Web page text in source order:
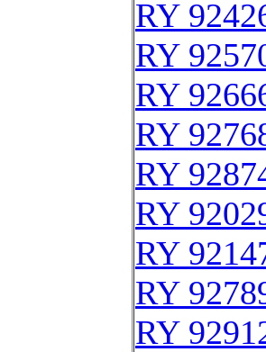
RY
RY
RY
RY
RY
RY
RY
RY
RY